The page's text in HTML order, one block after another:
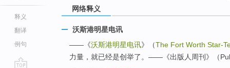
释义
翻译
例句
网络释义
沃斯港明星电讯
——《沃斯港明星电讯》（The Fort Worth Star-
力量，就已经是创举了。——《出版人周刊》（